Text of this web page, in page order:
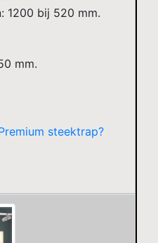
1200 bij 520 mm.
mm.
steektrap?